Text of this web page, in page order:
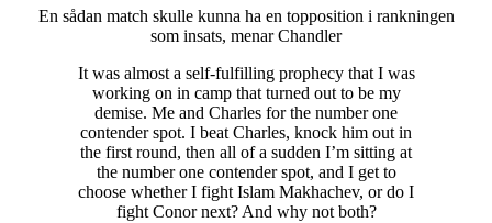
En sådan match skulle kunna ha en topposition i rankningen
som insats, menar Chandler
It was almost a self-fulfilling prophecy that I was
working on in camp that turned out to be my
demise. Me and Charles for the number one
contender spot. I beat Charles, knock him out in
the first round, then all of a sudden I’m sitting at
the number one contender spot, and I get to
choose whether I fight Islam Makhachev, or do I
fight Conor next? And why not both?